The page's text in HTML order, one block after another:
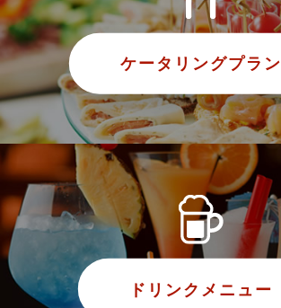
ケータリングプラン
ドリンクメニュー